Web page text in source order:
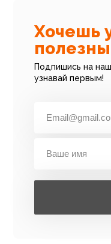
Хочешь
Подпишись на
узнавай первым!